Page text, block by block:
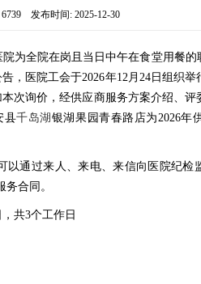
发布时间: 2025-12-30
为全院在岗且当日中午在食堂用餐的
，医院工会于2026年12月24日组织
次询价，经供应商服务方案介绍、评
县千岛湖 银湖果园青春路店为2026年
以通过来人、来电、来信向医院纪检
合同。
，共3个工作日